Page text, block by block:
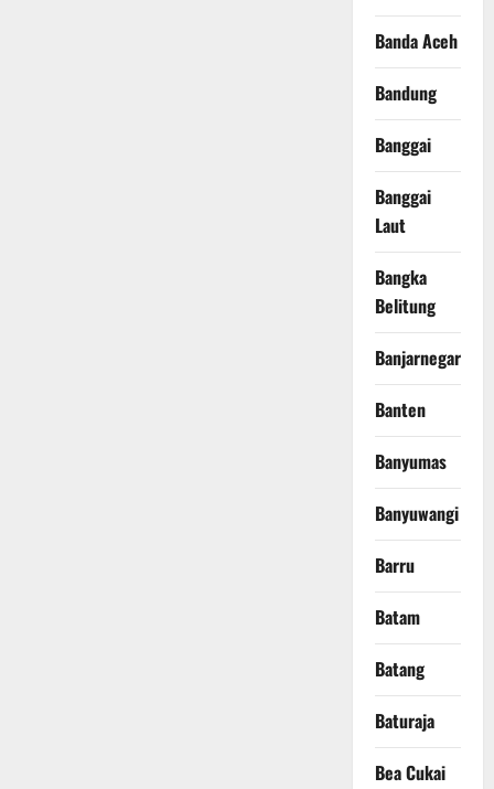
Banda Aceh
Bandung
Banggai
Banggai
Laut
Bangka
Belitung
Banjarnegara
Banten
Banyumas
Banyuwangi
Barru
Batam
Batang
Baturaja
Bea Cukai